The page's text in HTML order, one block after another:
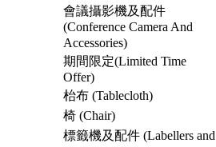
會議攝影機及配件
(Conference Camera And
Accessories)
期間限定(Limited Time
Offer)
枱布 (Tablecloth)
椅 (Chair)
標籤機及配件 (Labellers and